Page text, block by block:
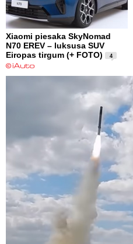
Xiaomi piesaka SkyNomad
N70 EREV – luksusa SUV
Eiropas tirgum (+ FOTO)
4